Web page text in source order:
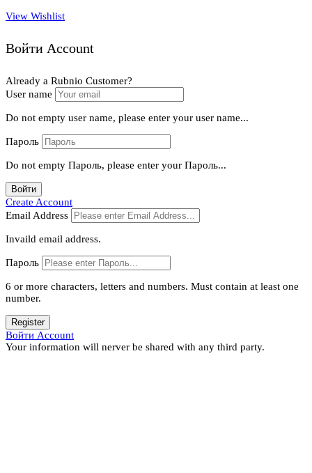
View Wishlist
Войти Account
Already a Rubnio Customer?
User name
Do not empty user name, please enter your user name...
Пароль
Do not empty Пароль, please enter your Пароль...
Войти
Create Account
Email Address
Invaild email address.
Пароль
6 or more characters, letters and numbers. Must contain at least one
number.
Register
Войти Account
Your information will nerver be shared with any third party.